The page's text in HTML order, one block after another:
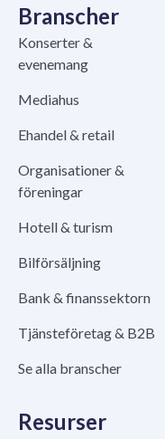
Branscher
Konserter &
evenemang
Mediahus
Ehandel & retail
Organisationer &
föreningar
Hotell & turism
Bilförsäljning
Bank & finanssektorn
Tjänsteföretag & B2B
Se alla branscher
Resurser